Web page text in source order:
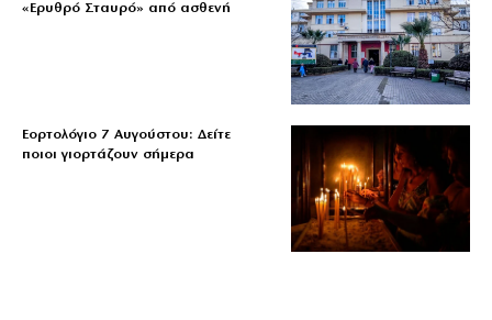
«Ερυθρό Σταυρό» από ασθενή
Εορτολόγιο 7 Αυγούστου: Δείτε
ποιοι γιορτάζουν σήμερα